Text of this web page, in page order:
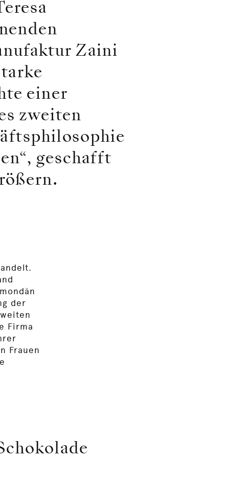
Zaini
einer
zweiten
geschafft
der
Firma
Frauen